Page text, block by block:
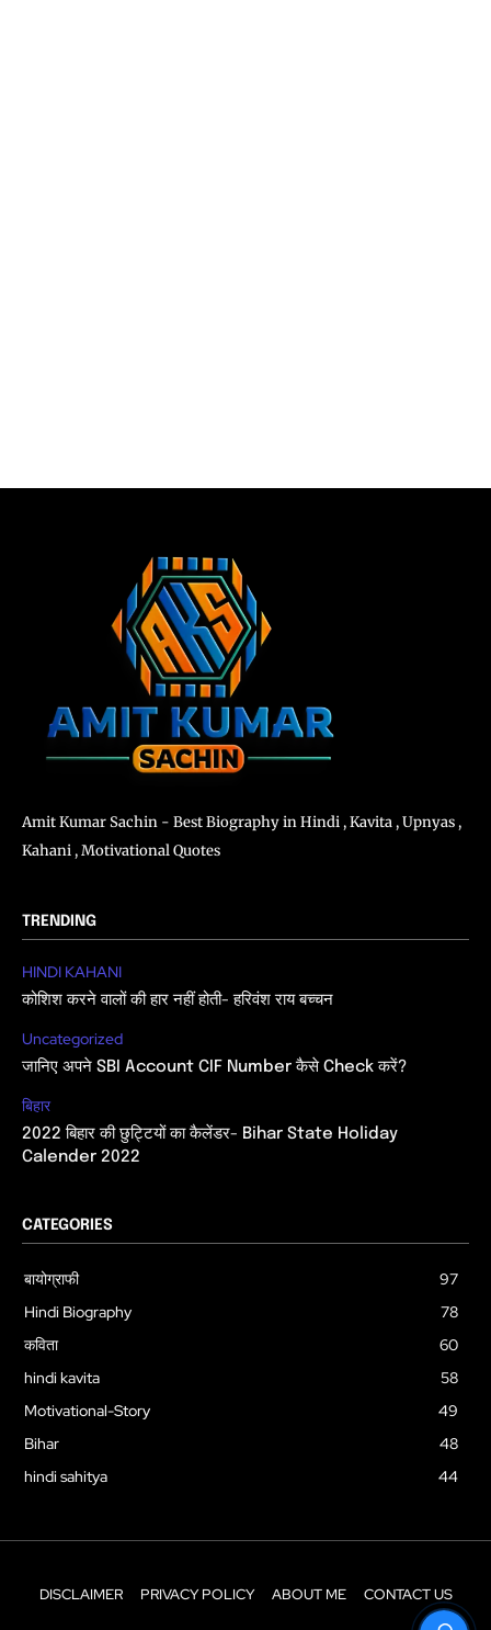
Amit Kumar Sachin - Best Biography in Hindi , Kavita , Upnyas ,
Kahani , Motivational Quotes
TRENDING
HINDI KAHANI
कोशिश करने वालों की हार नहीं होती- हरिवंश राय बच्चन
Uncategorized
जानिए अपने SBI Account CIF Number कैसे Check करें?
बिहार
2022 बिहार की छुट्टियों का कैलेंडर- Bihar State Holiday
Calender 2022
CATEGORIES
बायोग्राफी
97
Hindi Biography
78
कविता
60
hindi kavita
58
Motivational-Story
49
Bihar
48
hindi sahitya
44
DISCLAIMER PRIVACY POLICY ABOUT ME CONTACT US